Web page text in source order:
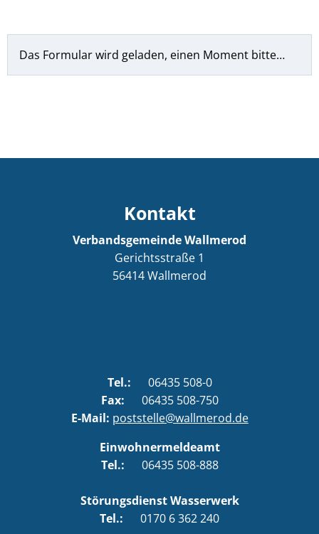
Das Formular wird geladen, einen Moment bitte…
Kontakt
Verbandsgemeinde Wallmerod
Gerichtsstraße 1
56414Wallmerod
Tel.:
06435 508-0
Fax: 06435 508-750
E-Mail: poststelle@wallmerod.de
Einwohnermeldeamt
Tel.: 06435 508-888
Störungsdienst Wasserwerk
Tel.: 0170 6 362 240